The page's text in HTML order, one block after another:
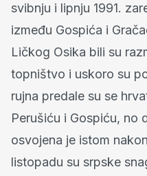
svibnju i lipnju 1991.
između Gospića i
Ličkog Osika bili su
topništvo i uskoro su
rujna predale su se
Perušiću i Gospiću, no
osvojena je istom
listopadu su srpske